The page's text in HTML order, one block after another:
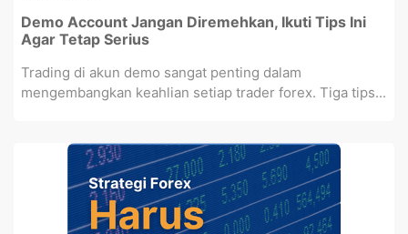
Demo Account Jangan Diremehkan, Ikuti Tips Ini
Agar Tetap Serius
Trading di akun demo sangat penting dalam
mengembangkan keahlian setiap trader forex. Tiga tips...